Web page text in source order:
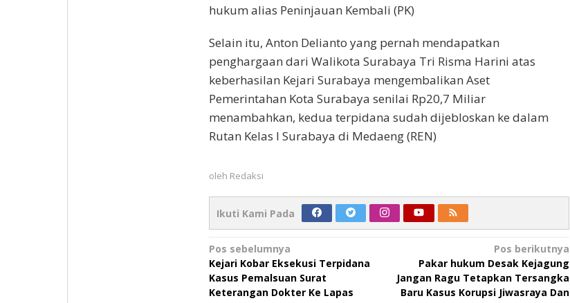
hukum alias Peninjauan Kembali (PK)
Selain itu, Anton Delianto yang pernah mendapatkan
penghargaan dari Walikota Surabaya Tri Risma Harini atas
keberhasilan Kejari Surabaya mengembalikan Aset
Pemerintahan Kota Surabaya senilai Rp20,7 Miliar
menambahkan, kedua terpidana sudah dijebloskan ke dalam
Rutan Kelas I Surabaya di Medaeng (REN)
oleh Redaksi
Ikuti Kami Pada
Navigasi
pos
Pos sebelumnya
Kejari Kobar Eksekusi Terpidana
Kasus Pemalsuan Surat
Keterangan Dokter Ke Lapas
Pos berikutnya
Pakar hukum Desak Kejagung
Jangan Ragu Tetapkan Tersangka
Baru Kasus Korupsi Jiwasraya Dan